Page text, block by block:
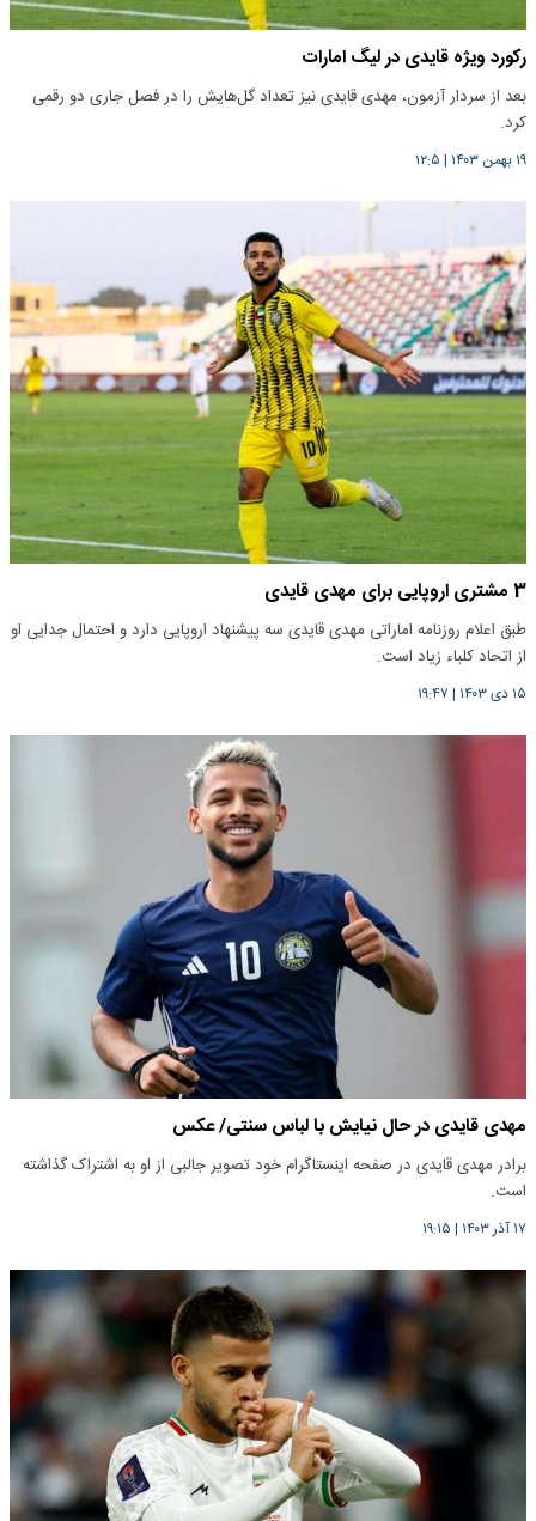
رکورد ویژه قایدی در لیگ امارات
بعد از سردار آزمون، مهدی قایدی نیز تعداد گل‌هایش را در فصل جاری دو رقمی
کرد.
۱۹ بهمن ۱۴۰۳ | ۱۲:۵
3 مشتری اروپایی برای مهدی قایدی
طبق اعلام روزنامه اماراتی مهدی قایدی سه پیشنهاد اروپایی دارد و احتمال جدایی او
از اتحاد کلباء زیاد است.
۱۵ دی ۱۴۰۳ | ۱۹:۴۷
مهدی قایدی در حال نیایش با لباس سنتی/ عکس
برادر مهدی قایدی در صفحه اینستاگرام خود تصویر جالبی از او به اشتراک گذاشته
است.
۱۷ آذر ۱۴۰۳ | ۱۹:۱۵